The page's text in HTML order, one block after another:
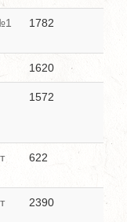
1782
1620
1572
622
2390